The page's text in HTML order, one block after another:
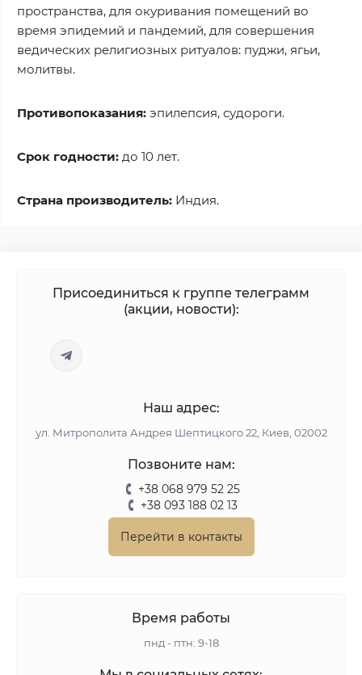
пространства, для окуривания помещений во
время эпидемий и пандемий, для совершения
ведических религиозных ритуалов: пуджи, ягьи,
молитвы.
Противопоказания: эпилепсия, судороги.
Срок годности: до 10 лет.
Страна производитель: Индия.
Присоединиться к группе телеграмм
(акции, новости):
Наш адрес:
ул. Митрополита Андрея Шептицкого 22, Киев, 02002
Позвоните нам:
+38 068 979 52 25
+38 093 188 02 13
Перейти в контакты
Время работы
пнд - птн: 9-18